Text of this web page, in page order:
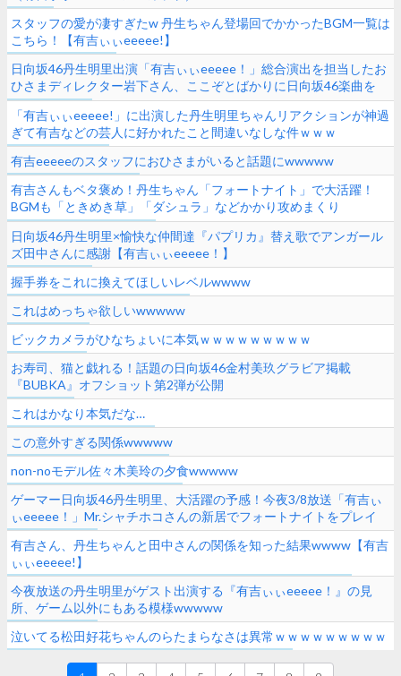
スタッフの愛が凄すぎたw 丹生ちゃん登場回でかかったBGM一覧は
こちら！【有吉ぃぃeeeee!】
日向坂46丹生明里出演「有吉ぃぃeeeee！」総合演出を担当したお
ひさまディレクター岩下さん、ここぞとばかりに日向坂46楽曲を
BGMに
「有吉ぃぃeeeee!」に出演した丹生明里ちゃんリアクションが神過
ぎて有吉などの芸人に好かれたこと間違いなしな件ｗｗｗ
有吉eeeeeのスタッフにおひさまがいると話題にwwwww
有吉さんもベタ褒め！丹生ちゃん「フォートナイト」で大活躍！
BGMも「ときめき草」「ダシュラ」などかかり攻めまくり
wwww【有吉ぃぃeeeee!】
日向坂46丹生明里×愉快な仲間達『パプリカ』替え歌でアンガール
ズ田中さんに感謝【有吉ぃぃeeeee！】
握手券をこれに換えてほしいレベルwwww
これはめっちゃ欲しいwwwww
ビックカメラがひなちょいに本気ｗｗｗｗｗｗｗｗｗ
お寿司、猫と戯れる！話題の日向坂46金村美玖グラビア掲載
『BUBKA』オフショット第2弾が公開
これはかなり本気だな…
この意外すぎる関係wwwww
non-noモデル佐々木美玲の夕食wwwww
ゲーマー日向坂46丹生明里、大活躍の予感！今夜3/8放送「有吉ぃ
ぃeeeee！」Mr.シャチホコさんの新居でフォートナイトをプレイ
有吉さん、丹生ちゃんと田中さんの関係を知った結果wwww【有吉
ぃぃeeeee!】
今夜放送の丹生明里がゲスト出演する『有吉ぃぃeeeee！』の見
所、ゲーム以外にもある模様wwwww
泣いてる松田好花ちゃんのらたまらなさは異常ｗｗｗｗｗｗｗｗｗ